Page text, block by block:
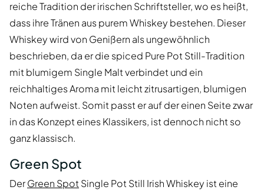
reiche Tradition der irischen Schriftsteller, wo es heißt,
dass ihre Tränen aus purem Whiskey bestehen. Dieser
Whiskey wird von Genißern als ungewöhnlich
beschrieben, da er die spiced Pure Pot Still-Tradition
mit blumigem Single Malt verbindet und ein
reichhaltiges Aroma mit leicht zitrusartigen, blumigen
Noten aufweist. Somit passt er auf der einen Seite zwar
in das Konzept eines Klassikers, ist dennoch nicht so
ganz klassisch.
Green Spot
DerGreen Spot Single Pot Still Irish Whiskey ist eine